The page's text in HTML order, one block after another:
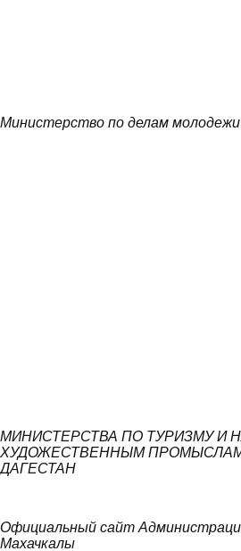
Министерство по делам
МИНИСТЕРСТВА ПО ТУРИЗМУ И
ХУДОЖЕСТВЕННЫМ
ДАГЕСТАН
Официальный сайт
Махачкалы